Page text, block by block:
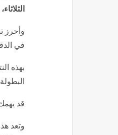
الثلاثاء،
وأحرز
في الدقائق 9 و33 و57 و90+، فيما سجّل مالك تيلمان
بهذه
قد
وتعد